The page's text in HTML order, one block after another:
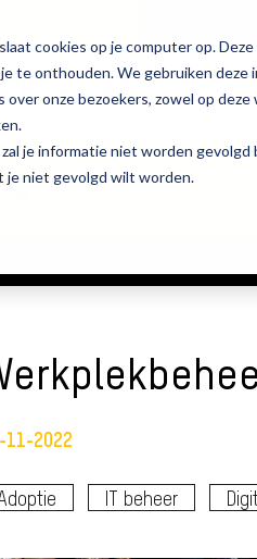
cookies op je computer op.
te onthouden. We gebruiken
onze bezoekers, zowel op
je informatie niet worden
je niet gevolgd wilt worden.
11-2022
IT beheer